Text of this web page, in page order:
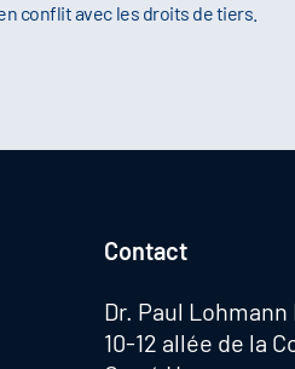
conflit avec les droits de tiers.
Contact
Dr. Paul Lohmann
10-12 allée de la